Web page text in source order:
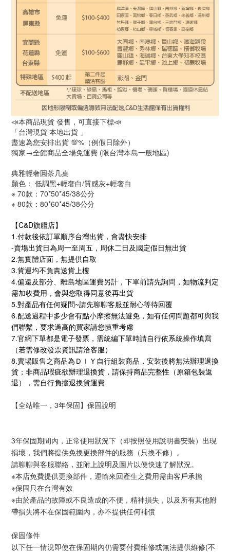
📣本商品現貨 發售，可直接下標📣
「台灣現貨 本地出貨 」
盡速為您安排出貨 💯%（例假日除外）
獨家→全館商品全場免運費 (限台灣本島一般地區)
典雅輕奢圓茶几桌
顏色： 低調黑+輕奢白/質感灰+輕奢白
※ 70款：70*50*45/38公分
※ 80款：80*60*45/38公分
【C&D旗艦店】
1.付款後依訂單順序台灣出貨，會盡快安排
-賣場出貨日為周一至周五，周休二日及國定假日無出貨
2.無實體店面，無提供自取
3.貨運均不負責送貨上樓
4.偏遠及部分、離島地區運費另計，下單前請先詢問，如物流判定
需加收費用，會與您取得同意後再出貨
5.對產品有任何疑問 ~請先聊聊客服並耐心等待回覆
6.配送過程中多少會有點小摩擦無法避免，如有任何問題都可與我
們聯繫，要求過高的買家請您慎重考慮
7.官網下單都是電子發票，需統編下單時請自行依系統操作填寫
（若需修改發票資訊請洽客服）
8.賣場販售之商品為ＤＩＹ自行組裝商品，安裝後將無法辦理退換
貨；非商品瑕疵欲辦理退換貨，請保持商品完整性（原箱包裝返
退），需自行負擔退換貨運費
【全站唯一，3年保固】保固說明
3年保固期間內，正常使用狀況下（即按照使用說明書安裝）出現
損壞，我們將提供免換更換部件的服務（只換不修）。
請聊聊與客服聯絡，並附上說明及圖片以便快速了解狀況。
※本店免費提供更換部件，運輸來回產生之費用需由客戶承擔
※保固只在台灣有效
※由於產品的故障或不良造成的不便，精神損失，以及所有其他附
帶損失將不在保固範圍內，亦不提供任何補償
保固條件
以下任一情況即使在保固期內仍需要付費維修或無法提供維修(不